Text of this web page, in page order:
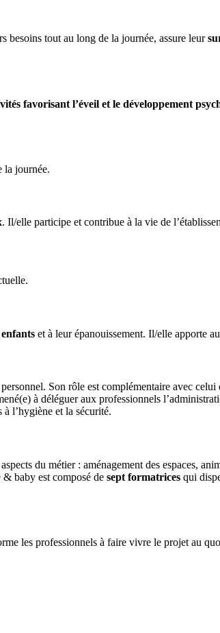
besoins tout au long de la journée, assure leur
favorisant l’éveil et le développement
la journée.
. Il/elle participe et contribue à la vie de
et à leur épanouissement. Il/elle apporte
Son rôle est complémentaire avec
à déléguer aux professionnels
l’hygiène et la sécurité.
du métier : aménagement des espaces,
baby est composé de sept formatrices qui
les professionnels à faire vivre le projet au